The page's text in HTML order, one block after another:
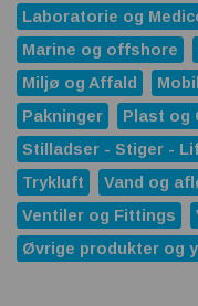
Laboratorie og
Marine og offshore
Miljø og Affald
Pakninger
Plast og
Stilladser - Stiger -
Trykluft
Vand og
Ventiler og Fittings
Øvrige produkter og